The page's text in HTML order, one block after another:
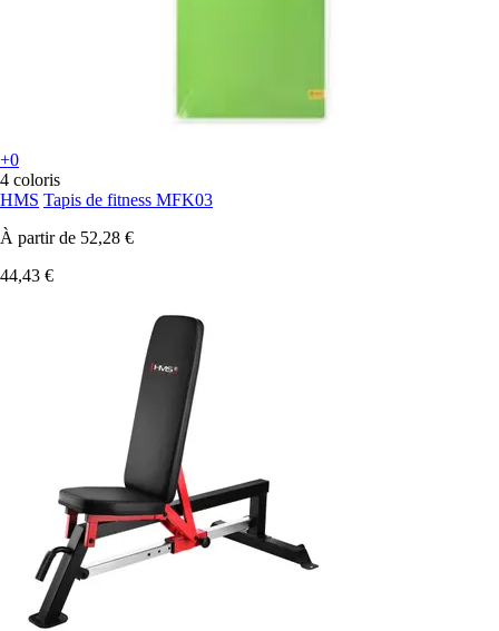
+0
4 coloris
HMS Tapis de fitness MFK03
À partir de 52,28 €
44,43 €